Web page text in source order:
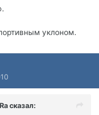
уклоном.
сказал: